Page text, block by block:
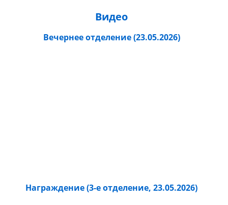
Видео
Вечернее отделение (23.05.2026)
Награждение (3-е отделение, 23.05.2026)